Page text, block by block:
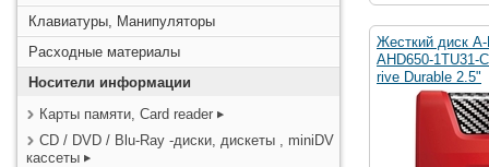
Клавиатуры, Манипуляторы
Расходные материалы
Носители информации
Карты памяти, Card reader
CD / DVD / Blu-Ray -диски, дискеты , miniDV
кассеты
Жесткий диск
AHD650-1TU31-
rive Durable 2.5"